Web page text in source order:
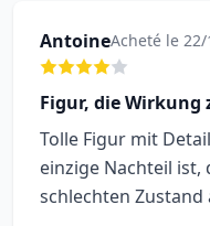
AntoineAcheté le 22/
Figur, die Wirkung
Tolle Figur mit
einzige Nachteil ist,
schlechten